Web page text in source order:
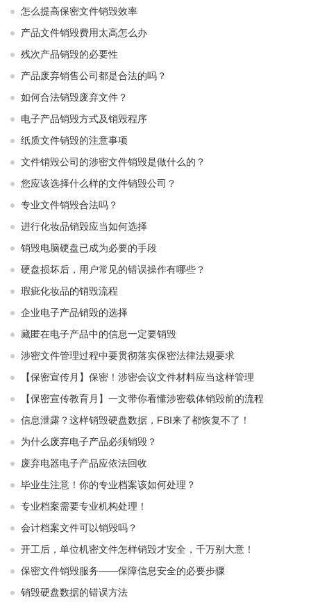
怎么提高保密文件销毁效率
产品文件销毁费用太高怎么办
残次产品销毁的必要性
产品废弃销售公司都是合法的吗？
如何合法销毁废弃文件？
电子产品销毁方式及销毁程序
纸质文件销毁的注意事项
文件销毁公司的涉密文件销毁是做什么的？
您应该选择什么样的文件销毁公司？
专业文件销毁合法吗？
进行化妆品销毁应当如何选择
销毁电脑硬盘已成为必要的手段
硬盘损坏后，用户常见的错误操作有哪些？
瑕疵化妆品的销毁流程
企业电子产品销毁的选择
藏匿在电子产品中的信息一定要销毁
涉密文件管理过程中要贯彻落实保密法律法规要求
【保密宣传月】保密！涉密会议文件材料应当这样管理
【保密宣传教育月】一文带你看懂涉密载体销毁前的流程
信息泄露？这样销毁硬盘数据，FBI来了都恢复不了！
为什么废弃电子产品必须销毁？
废弃电器电子产品应依法回收
毕业生注意！你的专业档案该如何处理？
专业档案需要专业机构处理！
会计档案文件可以销毁吗？
开工后，单位机密文件怎样销毁才安全，千万别大意！
保密文件销毁服务——保障信息安全的必要步骤
销毁硬盘数据的错误方法